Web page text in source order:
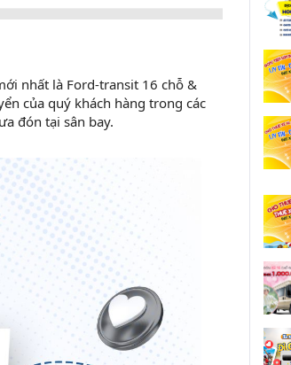
nhất là Ford-transit 16 chỗ &
của quý khách hàng trong các
đón tại sân bay.